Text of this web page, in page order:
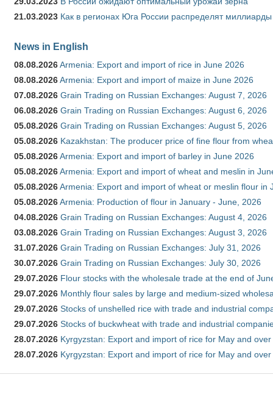
21.03.2023 Как в регионах Юга России распределят
News in English
08.08.2026Armenia: Export and import of rice in June 2026
08.08.2026Armenia: Export and import of maize in June 2026
07.08.2026 Grain Trading on Russian Exchanges: August 7, 2026
06.08.2026 Grain Trading on Russian Exchanges: August 6, 2026
05.08.2026 Grain Trading on Russian Exchanges: August 5, 2026
05.08.2026 Kazakhstan: The producer price of fine flour from
05.08.2026Armenia: Export and import of barley in June 2026
05.08.2026Armenia: Export and import of wheat and meslin in
05.08.2026Armenia: Export and import of wheat or meslin flour in
05.08.2026Armenia: Production of flour in January - June, 2026
04.08.2026 Grain Trading on Russian Exchanges: August 4, 2026
03.08.2026 Grain Trading on Russian Exchanges: August 3, 2026
31.07.2026 Grain Trading on Russian Exchanges: July 31, 2026
30.07.2026 Grain Trading on Russian Exchanges: July 30, 2026
29.07.2026 Flour stocks with the wholesale trade at the end of
29.07.2026 Monthly flour sales by large and medium-sized
29.07.2026 Stocks of unshelled rice with trade and industrial
29.07.2026 Stocks of buckwheat with trade and industrial
28.07.2026 Kyrgyzstan: Export and import of rice for May and
28.07.2026 Kyrgyzstan: Export and import of rice for May and